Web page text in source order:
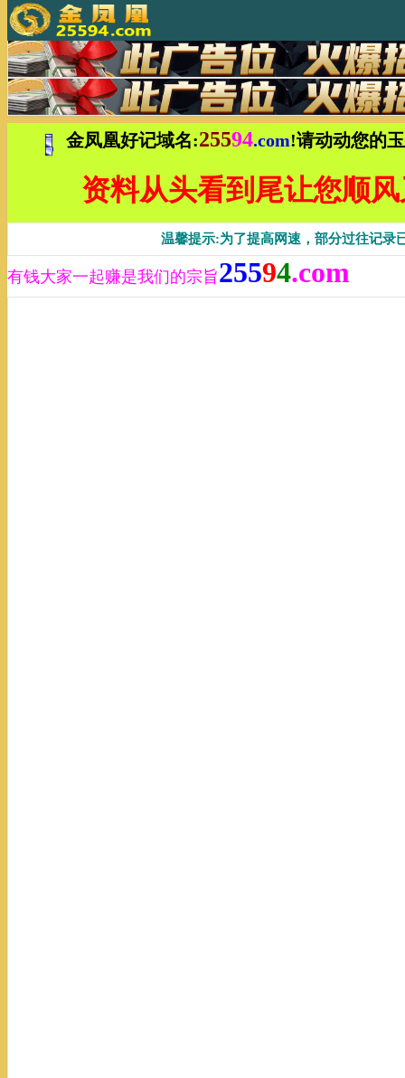
金凤凰好记域名:25594.com!请动动您的
资料从头看到尾让您顺
温馨提示:为了提高网速，部分过往记录
有钱大家一起赚是我们的宗旨25594.com